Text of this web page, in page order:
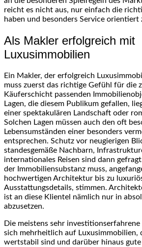
reicht es nicht aus, nur einfach die
haben und besonders Service orientiert
Als Makler erfolgreich mit
Luxusimmobilien
Ein Makler, der erfolgreich
muss zuerst das richtige Gefühl für die
Käuferschicht passenden
Lagen, die diesem Publikum gefallen,
einer spektakulären Landschaft oder
Solchen Lagen müssen auch den oft
Lebensumständen einer besonders
entsprechen. Schutz vor neugierigen
standesgemäße Nachbarn,
internationales Reisen sind dann
der Immobiliensubstanz muss,
hochwertigen Architektur bis zu
Ausstattungsdetails, stimmen.
ist an diese Klientel nämlich nur in
abzusetzen.
Die meistens sehr
sich mehrheitlich auf Luxusimmobilien,
wertstabil sind und darüber hinaus